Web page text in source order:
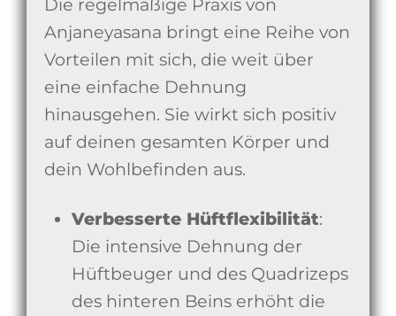
Die regelmäßige Praxis von
Anjaneyasana bringt eine Reihe von
Vorteilen mit sich, die weit über
eine einfache Dehnung
hinausgehen. Sie wirkt sich positiv
auf deinen gesamten Körper und
dein Wohlbefinden aus.
Verbesserte Hüftflexibilität:
Die intensive Dehnung der
Hüftbeuger und des Quadrizeps
des hinteren Beins erhöht die